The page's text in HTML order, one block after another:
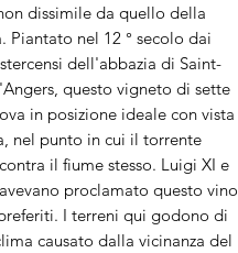
dissimile da quello della
Piantato nel 12 ° secolo dai
dell'abbazia di Saint-
questo vigneto di sette
in posizione ideale con vista
nel punto in cui il torrente
il fiume stesso. Luigi XI e
proclamato questo vino
I terreni qui godono di
causato dalla vicinanza del